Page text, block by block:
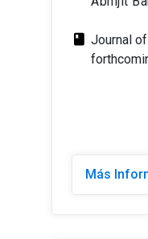
class
Journal
Más